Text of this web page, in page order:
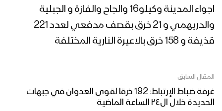
اجواء المدينة وكيلو16 والجاح والفازة و الجبلية
والدريهمي و 21 خرق بقصف مدفعي لعدد 221
قذيفة و 158 خرق بالاعيرة النارية المختلفة
المقال السابق
غرفة ضباط الإرتباط: 192 خرقا لقوى العدوان في جبهات
الحديدة خلال ال٢٤ الساعة الماضية